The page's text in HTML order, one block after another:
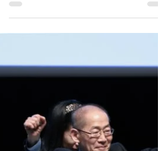
Las temperaturas se dispararon en la India
en abril: las olas de calor son más
a medida que el planeta se calienta. ©